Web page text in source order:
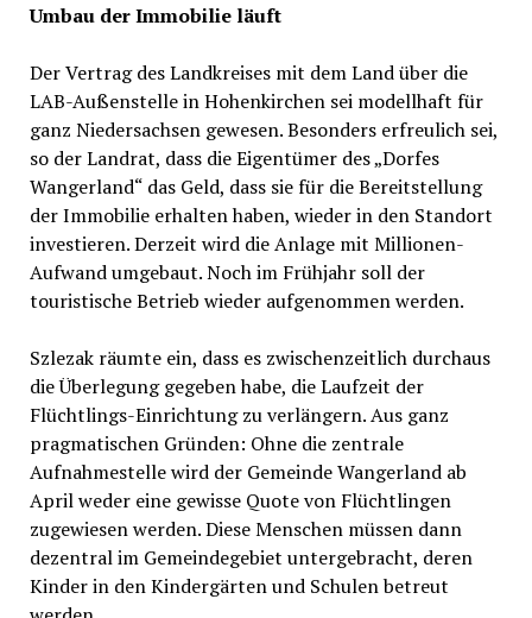
Umbau der Immobilie läuft
Der Vertrag des Landkreises mit dem Land über die
LAB-Außenstelle in Hohenkirchen sei modellhaft für
ganz Niedersachsen gewesen. Besonders erfreulich sei,
so der Landrat, dass die Eigentümer des „Dorfes
Wangerland“ das Geld, dass sie für die Bereitstellung
der Immobilie erhalten haben, wieder in den Standort
investieren. Derzeit wird die Anlage mit Millionen-
Aufwand umgebaut. Noch im Frühjahr soll der
touristische Betrieb wieder aufgenommen werden.
Szlezak räumte ein, dass es zwischenzeitlich durchaus
die Überlegung gegeben habe, die Laufzeit der
Flüchtlings-Einrichtung zu verlängern. Aus ganz
pragmatischen Gründen: Ohne die zentrale
Aufnahmestelle wird der Gemeinde Wangerland ab
April weder eine gewisse Quote von Flüchtlingen
zugewiesen werden. Diese Menschen müssen dann
dezentral im Gemeindegebiet untergebracht, deren
Kinder in den Kindergärten und Schulen betreut